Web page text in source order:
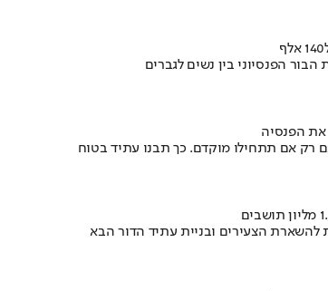
הפנסיוני בין נשים לגברים
את הפנסיה
רק אם תתחילו מוקדם. כך תבנו עתיד בטוח
להשארת הצעירים ובניית עתיד הדור הבא